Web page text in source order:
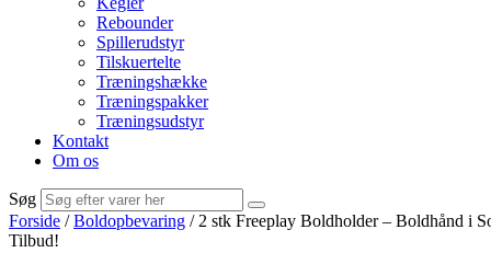
Rebounder
Spillerudstyr
Tilskuertelte
Træningshække
Træningspakker
Træningsudstyr
Kontakt
Om os
Søg
Forside /Boldopbevaring / 2 stk Freeplay Boldholder – Boldhånd i
Tilbud!